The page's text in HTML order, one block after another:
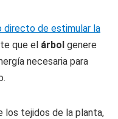
directo de estimular la
que el árbol genere
necesaria para
los tejidos de la planta,